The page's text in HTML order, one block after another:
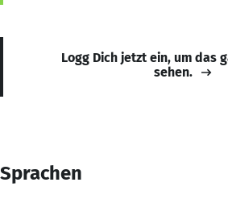
Logg Dich jetzt ein, um das
sehen.
Sprachen